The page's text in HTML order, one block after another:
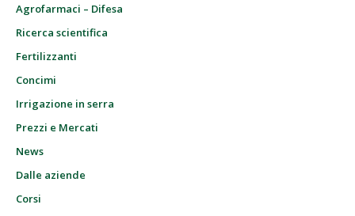
Agrofarmaci – Difesa
Ricerca scientifica
Fertilizzanti
Concimi
Irrigazione in serra
Prezzi e Mercati
News
Dalle aziende
Corsi